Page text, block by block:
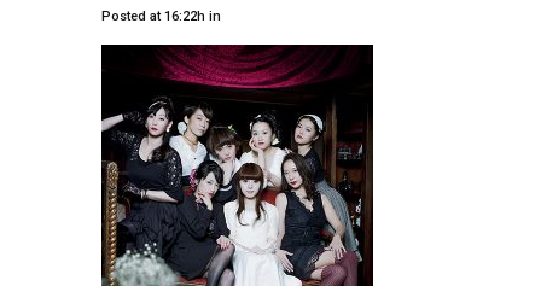
Posted at 16:22h in